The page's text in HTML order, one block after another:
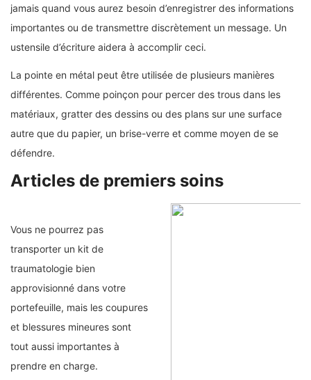
jamais quand vous aurez besoin d’enregistrer des informations
importantes ou de transmettre discrètement un message. Un
ustensile d’écriture aidera à accomplir ceci.
La pointe en métal peut être utilisée de plusieurs manières
différentes. Comme poinçon pour percer des trous dans les
matériaux, gratter des dessins ou des plans sur une surface
autre que du papier, un brise-verre et comme moyen de se
défendre.
Articles de premiers soins
Vous ne pourrez pas
transporter un kit de
traumatologie bien
approvisionné dans votre
portefeuille, mais les coupures
et blessures mineures sont
tout aussi importantes à
prendre en charge.